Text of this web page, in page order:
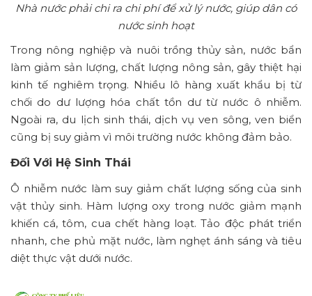
Nhà nước phải chi ra chi phí để xử lý nước, giúp dân có
nước sinh hoạt
Trong nông nghiệp và nuôi trồng thủy sản, nước bẩn
làm giảm sản lượng, chất lượng nông sản, gây thiệt hại
kinh tế nghiêm trọng. Nhiều lô hàng xuất khẩu bị từ
chối do dư lượng hóa chất tồn dư từ nước ô nhiễm.
Ngoài ra, du lịch sinh thái, dịch vụ ven sông, ven biển
cũng bị suy giảm vì môi trường nước không đảm bảo.
Đối Với Hệ Sinh Thái
Ô nhiễm nước làm suy giảm chất lượng sống của sinh
vật thủy sinh. Hàm lượng oxy trong nước giảm mạnh
khiến cá, tôm, cua chết hàng loạt. Tảo độc phát triển
nhanh, che phủ mặt nước, làm nghẹt ánh sáng và tiêu
diệt thực vật dưới nước.